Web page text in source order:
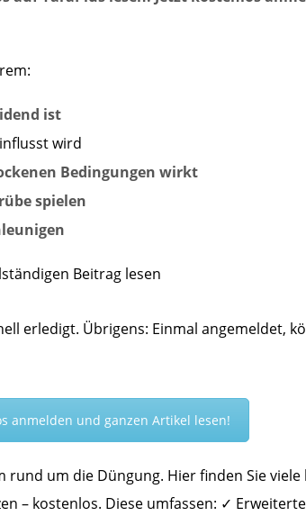
ist
wird
Bedingungen wirkt
spielen
Beitrag lesen
erledigt. Übrigens: Einmal angemeldet,
anmelden und ganzen Artikel lesen!
rund um die Düngung. Hier finden Sie
– kostenlos. Diese umfassen: ✓